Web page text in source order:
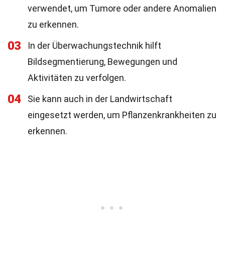
verwendet, um Tumore oder andere Anomalien
zu erkennen.
03
In der Überwachungstechnik hilft
Bildsegmentierung, Bewegungen und
Aktivitäten zu verfolgen.
04
Sie kann auch in der Landwirtschaft
eingesetzt werden, um Pflanzenkrankheiten zu
erkennen.